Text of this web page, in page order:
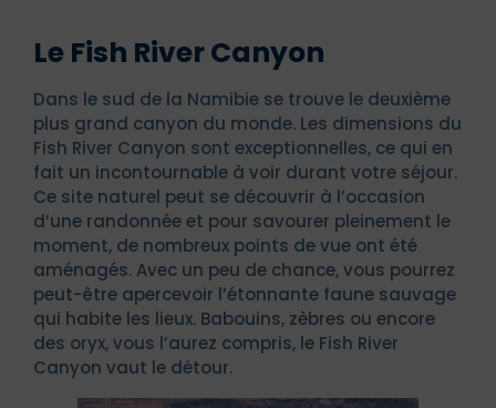
Le Fish River Canyon
Dans le sud de la Namibie se trouve le deuxième
plus grand canyon du monde. Les dimensions du
Fish River Canyon sont exceptionnelles, ce qui en
fait un incontournable à voir durant votre séjour.
Ce site naturel peut se découvrir à l’occasion
d’une randonnée et pour savourer pleinement le
moment, de nombreux points de vue ont été
aménagés. Avec un peu de chance, vous pourrez
peut-être apercevoir l’étonnante faune sauvage
qui habite les lieux. Babouins, zèbres ou encore
des oryx, vous l’aurez compris, le Fish River
Canyon vaut le détour.